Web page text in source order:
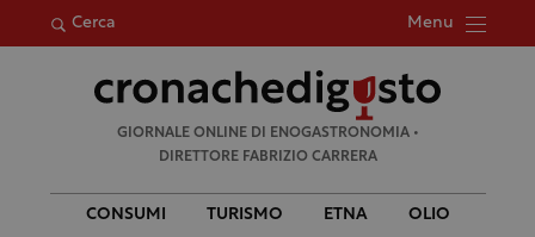
Cerca Menu
per:
GIORNALE ONLINE DI ENOGASTRONOMIA •
DIRETTORE FABRIZIO CARRERA
CONSUMI TURISMO ETNA OLIO